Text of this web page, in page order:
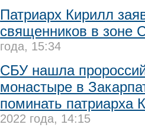
Патриарх Кирилл
священников в зоне
года, 15:34
CБУ нашла
монастыре в
поминать патриарха
2022 года, 14:15